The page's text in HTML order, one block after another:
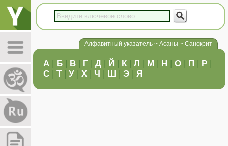
Алфавитный указатель ~ Асаны ~ Санскрит
А | Б | В | Г | Д | Й | К | Л | М | Н | О | П | Р |
С | Т| У | Х | Ч | Ш | Э | Я